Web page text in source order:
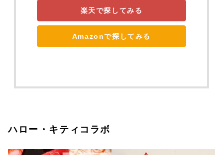
楽天で探してみる
Amazonで探してみる
ハロー・キティコラボ